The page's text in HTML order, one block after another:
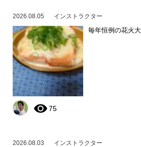
2026.08.05 インストラクター
毎年恒例の花火
75
2026.08.03 インストラクター